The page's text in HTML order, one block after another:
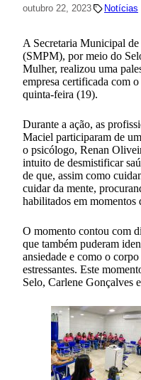
outubro 22, 2023 Notícias
A Secretaria Municipal
(SMPM), por meio do
Mulher, realizou uma
empresa certificada com
quinta-feira (19).
Durante a ação, as
Maciel participaram de
o psicólogo, Renan
intuito de desmistificar
de que, assim como
cuidar da mente,
habilitados em momentos
O momento contou com
que também puderam
ansiedade e como o
estressantes. Este
Selo, Carlene Gonçalves